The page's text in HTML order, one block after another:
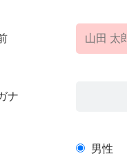
ナ
男性